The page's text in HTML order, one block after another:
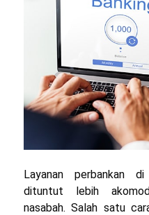
Layanan perbankan
dituntut lebih
nasabah. Salah satu